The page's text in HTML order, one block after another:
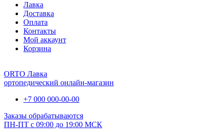
Лавка
Доставка
Оплата
Контакты
Мой аккаунт
Корзина
ORTO Лавка
ортопедический онлайн-магазин
+7 000 000-00-00
Заказы обрабатываются
ПН-ПТ с 09:00 до 19:00 МСК